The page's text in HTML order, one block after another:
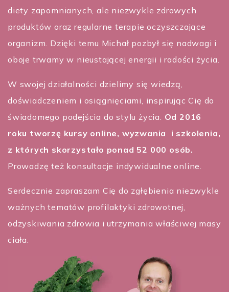
diety zapomnianych, ale niezwykle zdrowych
produktów oraz regularne terapie oczyszczające
organizm. Dzięki temu Michał pozbył się nadwagi i
oboje trwamy w nieustającej energii i radości życia.
W swojej działalności dzielimy się wiedzą,
doświadczeniem i osiągnięciami, inspirując Cię do
świadomego podejścia do stylu życia. Od 2016
roku tworzę kursy online, wyzwania i szkolenia,
z których skorzystało ponad 52 000 osób.
Prowadzę też konsultacje indywidualne online.
Serdecznie zapraszam Cię do zgłębienia niezwykle
ważnych tematów profilaktyki zdrowotnej,
odzyskiwania zdrowia i utrzymania właściwej masy
ciała.